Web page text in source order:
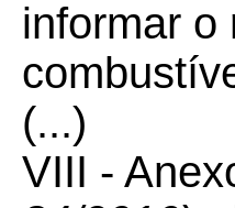
informar o
(...)
VIII -